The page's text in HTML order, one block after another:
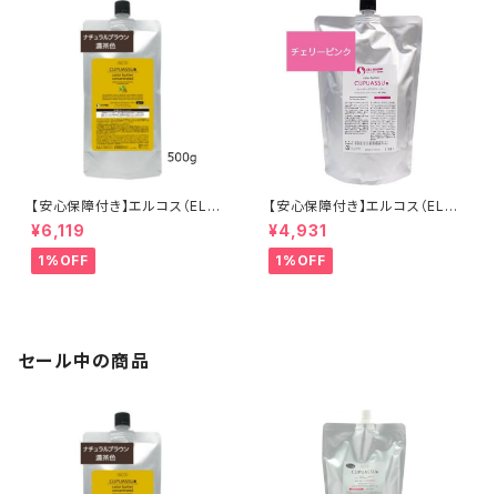
【安心保障付き】エルコス（ELLC
OS） 2色から選べる キュプアス
カラーバター コンク （濃縮タイ
プ） 500g 業務用 サロン用 トリ
ートメントカラー カラー剤 トリ
¥6,119
1%OFF
【安心保障付き】エルコス（ELLC
OS） キュプアスカラーバター【チ
ェリーピンク】 700g トリートメ
ントカラー カラー剤 トリートメ
ント 白髪染め ヘアカラー 低刺
¥4,931
1%OFF
セール中の商品